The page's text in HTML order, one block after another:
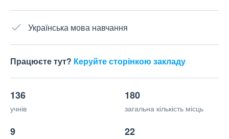
Українська мова навчання
Працюєте тут? Керуйте сторінкою закладу
136
учнів
180
загальна кількість місць
9 22